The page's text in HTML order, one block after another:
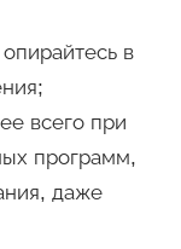
в
всего при
программ,
даже